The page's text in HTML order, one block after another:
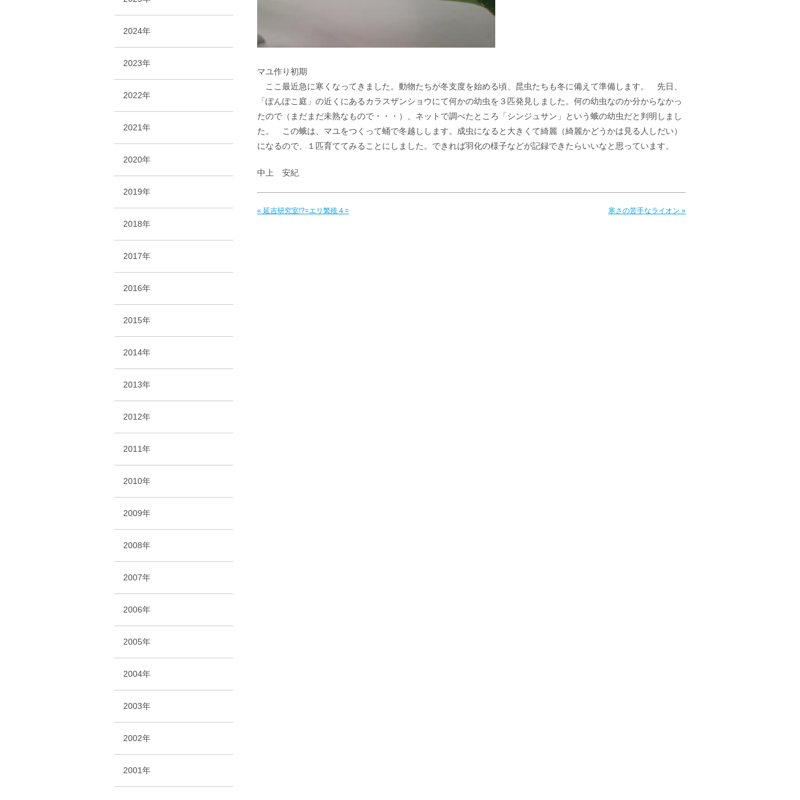
マユ作り初期
ここ最近急に寒くなってきました。動物たちが冬支度を始める頃、昆虫たちも冬に備えて準備します。 先日、
「ぽんぽこ庭」の近くにあるカラスザンショウにて何かの幼虫を３匹発見しました。何の幼虫なのか分からなかっ
たので（まだまだ未熟なもので・・・）、ネットで調べたところ「シンジュサン」という蛾の幼虫だと判明しまし
た。 この蛾は、マユをつくって蛹で冬越しします。成虫になると大きくて綺麗（綺麗かどうかは見る人しだい）
になるので、１匹育ててみることにしました。できれば羽化の様子などが記録できたらいいなと思っています。
中上 安紀
« 延吉研究室!?=エリ繁殖４= 寒さの苦手なライオン »
2024年
2023年
2022年
2021年
2020年
2019年
2018年
2017年
2016年
2015年
2014年
2013年
2012年
2011年
2010年
2009年
2008年
2007年
2006年
2005年
2004年
2003年
2002年
2001年